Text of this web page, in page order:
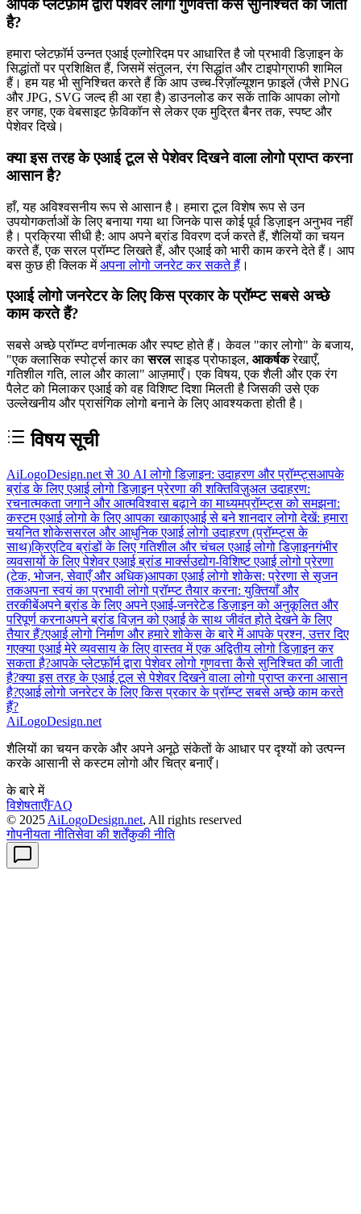
आपके प्लेटफ़ॉर्म द्वारा पेशेवर लोगो गुणवत्ता कैसे सुनिश्चित की जाती
है?
हमारा प्लेटफ़ॉर्म उन्नत एआई एल्गोरिदम पर आधारित है जो प्रभावी डिज़ाइन के
सिद्धांतों पर प्रशिक्षित हैं, जिसमें संतुलन, रंग सिद्धांत और टाइपोग्राफी शामिल
हैं। हम यह भी सुनिश्चित करते हैं कि आप उच्च-रिज़ॉल्यूशन फ़ाइलें (जैसे PNG
और JPG, SVG जल्द ही आ रहा है) डाउनलोड कर सकें ताकि आपका लोगो
हर जगह, एक वेबसाइट फ़ेविकॉन से लेकर एक मुद्रित बैनर तक, स्पष्ट और
पेशेवर दिखे।
क्या इस तरह के एआई टूल से पेशेवर दिखने वाला लोगो प्राप्त करना
आसान है?
हाँ, यह अविश्वसनीय रूप से आसान है। हमारा टूल विशेष रूप से उन
उपयोगकर्ताओं के लिए बनाया गया था जिनके पास कोई पूर्व डिज़ाइन अनुभव नहीं
है। प्रक्रिया सीधी है: आप अपने ब्रांड विवरण दर्ज करते हैं, शैलियों का चयन
करते हैं, एक सरल प्रॉम्प्ट लिखते हैं, और एआई को भारी काम करने देते हैं। आप
बस कुछ ही क्लिक मेंअपना लोगो जनरेट कर सकते हैं ।
एआई लोगो जनरेटर के लिए किस प्रकार के प्रॉम्प्ट सबसे अच्छे
काम करते हैं?
सबसे अच्छे प्रॉम्प्ट वर्णनात्मक और स्पष्ट होते हैं। केवल "कार लोगो" के बजाय,
"एक क्लासिक स्पोर्ट्स कार कासरलसाइड प्रोफाइल, आकर्षकरेखाएँ,
गतिशील गति, लाल और काला" आज़माएँ। एक विषय, एक शैली और एक रंग
पैलेट को मिलाकर एआई को वह विशिष्ट दिशा मिलती है जिसकी उसे एक
उल्लेखनीय और प्रासंगिक लोगो बनाने के लिए आवश्यकता होती है।
विषय सूची
AiLogoDesign.net से 30 AI लोगो डिज़ाइन: उदाहरण और प्रॉम्प्ट्सआपके
ब्रांड के लिए एआई लोगो डिज़ाइन प्रेरणा की शक्तिविज़ुअल उदाहरण:
रचनात्मकता जगाने और आत्मविश्वास बढ़ाने का माध्यमप्रॉम्प्ट्स को समझना:
कस्टम एआई लोगो के लिए आपका खाकाएआई से बने शानदार लोगो देखें: हमारा
चयनित शोकेससरल और आधुनिक एआई लोगो उदाहरण (प्रॉम्प्ट्स के
साथ)क्रिएटिव ब्रांडों के लिए गतिशील और चंचल एआई लोगो डिज़ाइनगंभीर
व्यवसायों के लिए पेशेवर एआई ब्रांड मार्क्सउद्योग-विशिष्ट एआई लोगो प्रेरणा
(टेक, भोजन, सेवाएँ और अधिक)आपका एआई लोगो शोकेस: प्रेरणा से सृजन
तकअपना स्वयं का प्रभावी लोगो प्रॉम्प्ट तैयार करना: युक्तियाँ और
तरकीबेंअपने ब्रांड के लिए अपने एआई-जनरेटेड डिज़ाइन को अनुकूलित और
परिपूर्ण करनाअपने ब्रांड विज़न को एआई के साथ जीवंत होते देखने के लिए
तैयार हैं?एआई लोगो निर्माण और हमारे शोकेस के बारे में आपके प्रश्न, उत्तर दिए
गएक्या एआई मेरे व्यवसाय के लिए वास्तव में एक अद्वितीय लोगो डिज़ाइन कर
सकता है?आपके प्लेटफ़ॉर्म द्वारा पेशेवर लोगो गुणवत्ता कैसे सुनिश्चित की जाती
है?क्या इस तरह के एआई टूल से पेशेवर दिखने वाला लोगो प्राप्त करना आसान
है?एआई लोगो जनरेटर के लिए किस प्रकार के प्रॉम्प्ट सबसे अच्छे काम करते
हैं?
AiLogoDesign.net
शैलियों का चयन करके और अपने अनूठे संकेतों के आधार पर दृश्यों को उत्पन्न
करके आसानी से कस्टम लोगो और चित्र बनाएँ।
के बारे में
विशेषताएँFAQ
© 2025 AiLogoDesign.net, All rights reserved
गोपनीयता नीतिसेवा की शर्तेंकुकी नीति